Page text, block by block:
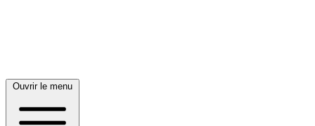
Ouvrir le menu